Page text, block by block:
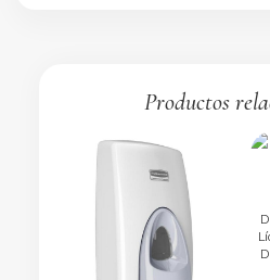
Productos
Este